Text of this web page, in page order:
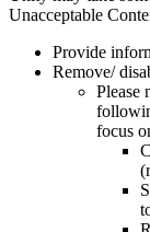
Unacceptable
Provide
Remove/
Please
focus